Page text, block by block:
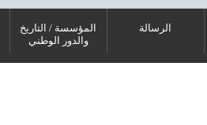
الرسالة
المؤسسة / التاريخ
والدور الوطني